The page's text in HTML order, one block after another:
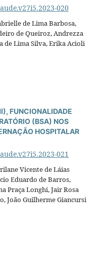
020
de Lima Barbosa,
de Queiroz, Andrezza
de Lima Silva, Erika Acioli
FUNCIONALIDADE
(BSA) NOS
HOSPITALAR
021
Vicente de Láias
Eduardo de Barros,
Praça Longhi, Jair Rosa
João Guilherme Giancursi